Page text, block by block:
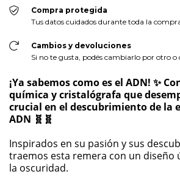
Compra protegida
Tus datos cuidados durante toda la
Cambios y devoluciones
Si no te gusta, podés cambiarlo por otro o
¡Ya sabemos como es el ADN! ✨
química y cristalógrafa que
crucial en el descubrimiento de la
ADN 🧬🧬
Inspirados en su pasión y sus
traemos esta remera con un diseño
la oscuridad.